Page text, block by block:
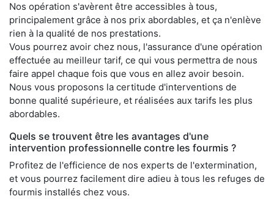
Nos opération s'avèrent être accessibles à tous,
principalement grâce à nos prix abordables, et ça n'enlève
rien à la qualité de nos prestations.
Vous pourrez avoir chez nous, l'assurance d'une opération
effectuée au meilleur tarif, ce qui vous permettra de nous
faire appel chaque fois que vous en allez avoir besoin.
Nous vous proposons la certitude d'interventions de
bonne qualité supérieure, et réalisées aux tarifs les plus
abordables.
Quels se trouvent être les avantages d'une
intervention professionnelle contre les fourmis ?
Profitez de l'efficience de nos experts de l'extermination,
et vous pourrez facilement dire adieu à tous les refuges de
fourmis installés chez vous.